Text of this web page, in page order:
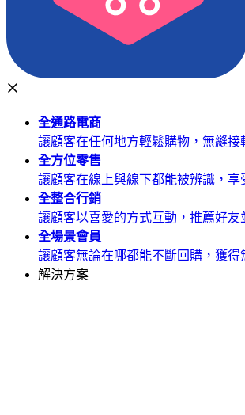
全通路電商
讓顧客在任何地方輕鬆購物，無縫接
全方位零售
讓顧客在線上與線下都能被辨識，享
全整合行銷
讓顧客以喜愛的方式互動，推薦好友
全場景會員
讓顧客無論在哪都能不斷回購，獲得
解決方案